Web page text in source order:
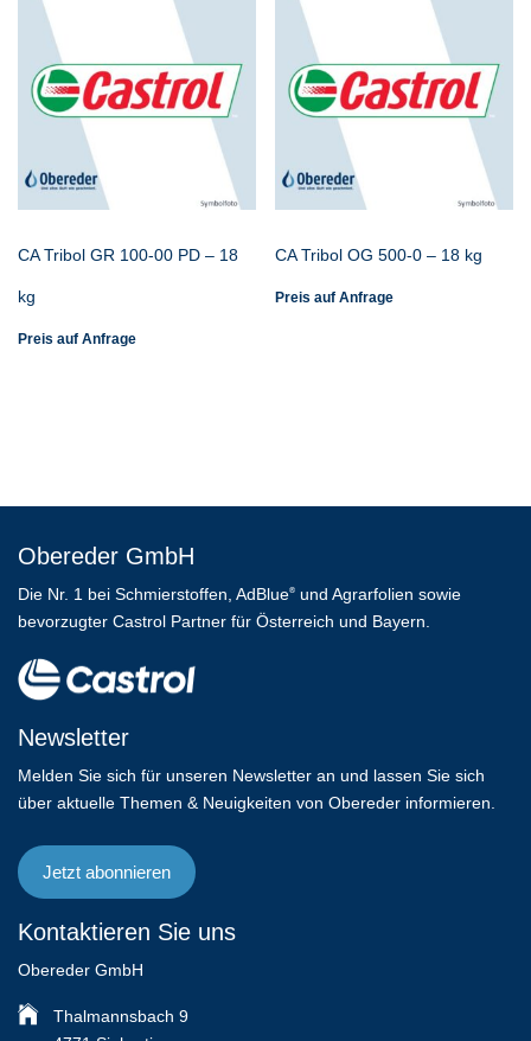
CA Tribol GR 100-00 PD – 18
kg
Preis auf Anfrage
CA Tribol OG 500-0 – 18 kg
Preis auf Anfrage
Obereder GmbH
Die Nr. 1 bei Schmierstoffen, AdBlue®
und Agrarfolien sowie
bevorzugter Castrol Partner für Österreich und Bayern.
Newsletter
Melden Sie sich für unseren Newsletter an und lassen Sie sich
über aktuelle Themen & Neuigkeiten von Obereder informieren.
Jetzt abonnieren
Kontaktieren Sie uns
Obereder GmbH
Thalmannsbach 9